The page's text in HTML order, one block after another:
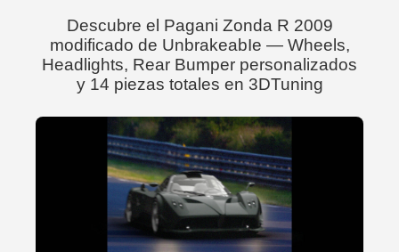
Descubre el Pagani Zonda R 2009
modificado de UnbrakeabIe — Wheels,
Headlights, Rear Bumper personalizados
y 14 piezas totales en 3DTuning